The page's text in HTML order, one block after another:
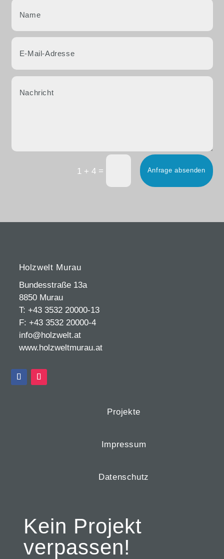
1 + 4= Anfrage absenden
Holzwelt Murau
Bundesstraße 13a
8850 Murau
T: +43 3532 20000-13
F: +43 3532 20000-4
info@holzwelt.at
www.holzweltmurau.at
Projekte
Impressum
Datenschutz
Kein Projekt
verpassen!